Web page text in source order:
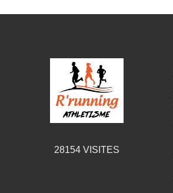
28154VISITES